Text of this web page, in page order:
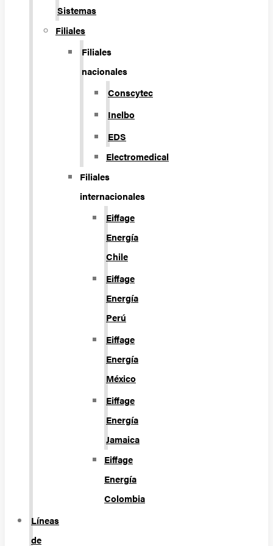
Sistemas
Filiales
Filiales
nacionales
Conscytec
Inelbo
EDS
Electromedical
Filiales
internacionales
Eiffage
Energía
Chile
Eiffage
Energía
Perú
Eiffage
Energía
México
Eiffage
Energía
Jamaica
Eiffage
Energía
Colombia
Líneas
de